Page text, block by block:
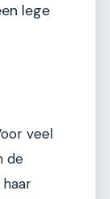
lege
veel
de